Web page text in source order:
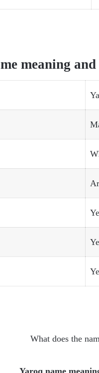
meaning
What does the